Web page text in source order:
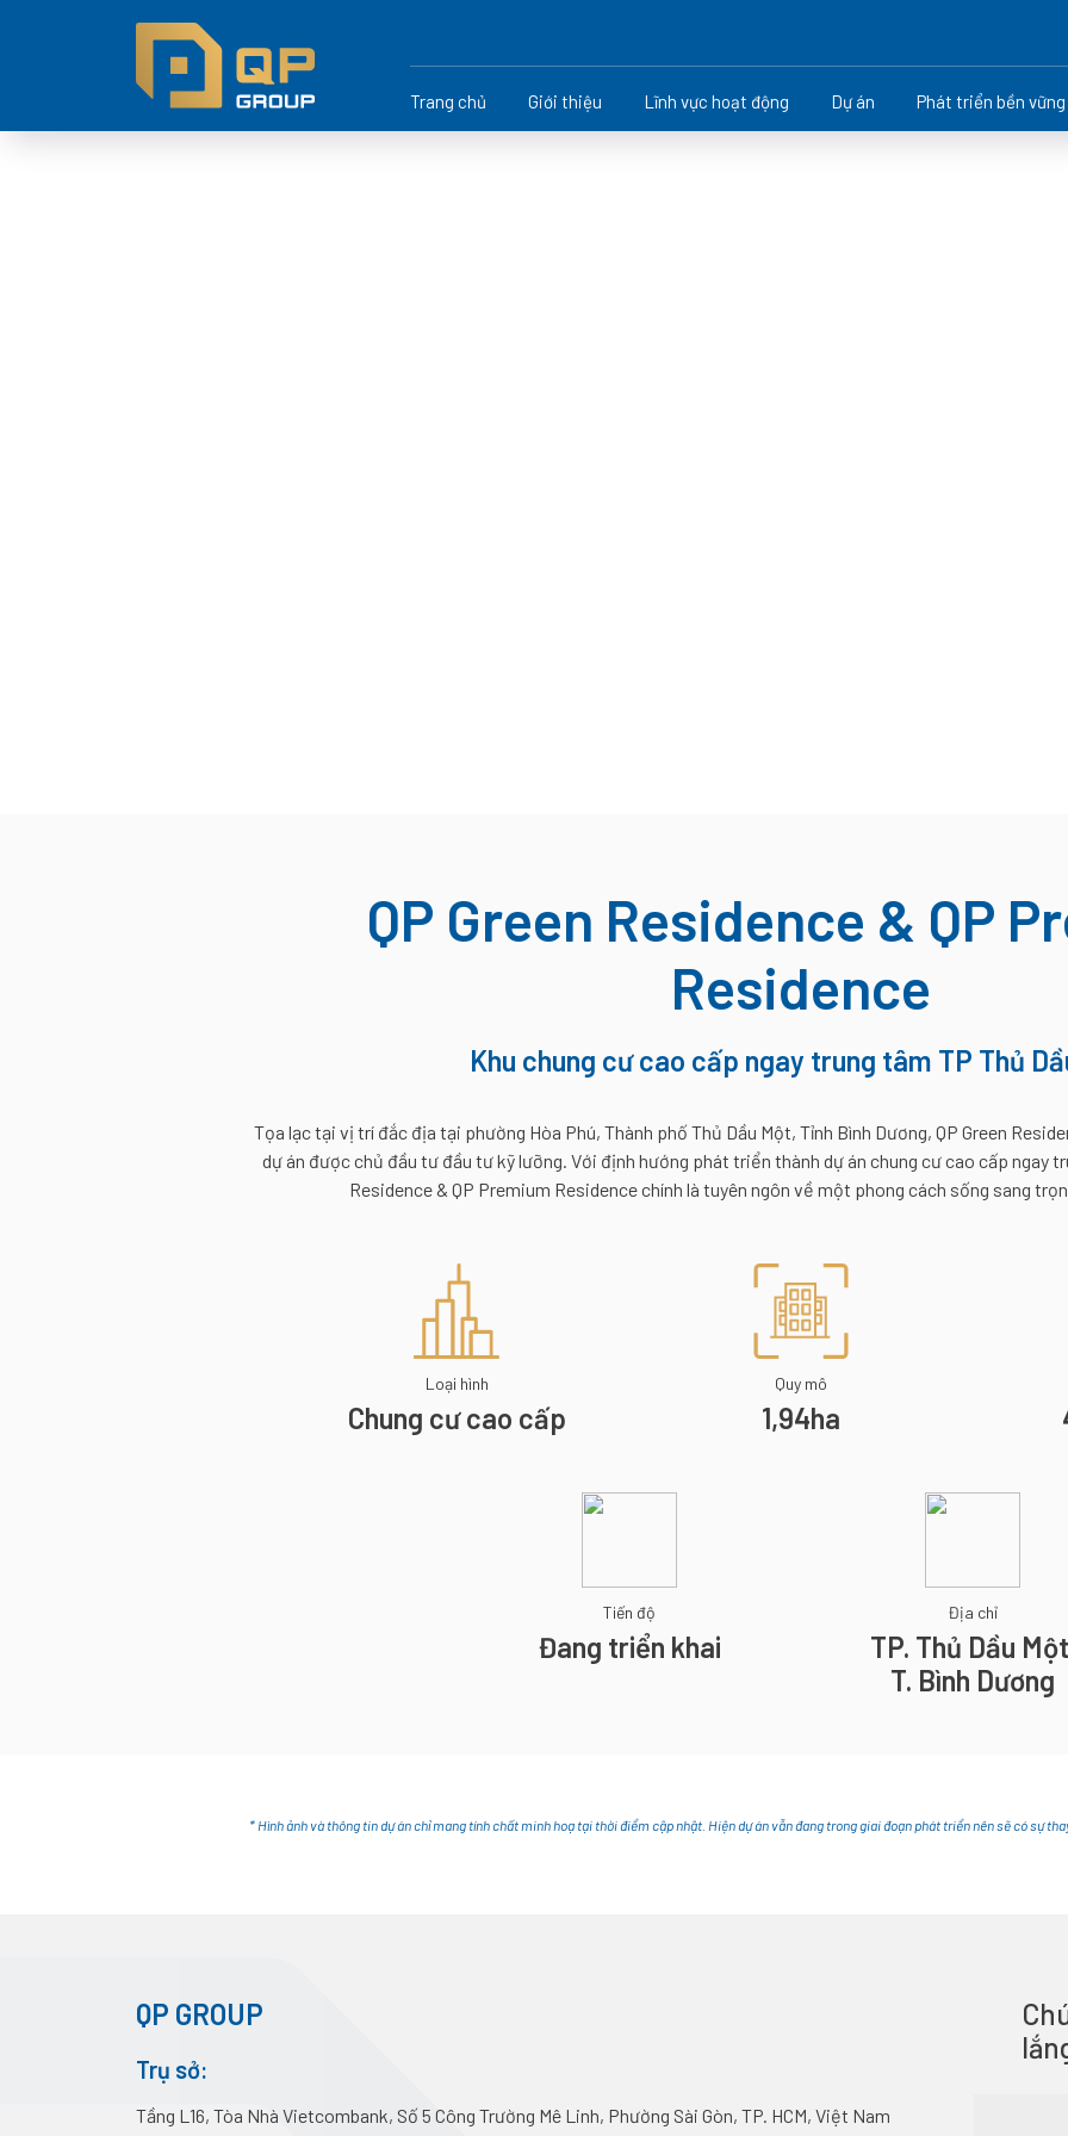
Trang chủ Giới thiệu Lĩnh vực hoạt động Dự án Phát triển bền vững
QP Green Residence & QP
Residence
Khu chung cư cao cấp ngay trung tâm TP Thủ
Tọa lạc tại vị trí đắc địa tại phường Hòa Phú, Thành phố Thủ Dầu Một, Tỉnh Bình Dương, QP Green
dự án được chủ đầu tư đầu tư kỹ lưỡng. Với định hướng phát triển thành dự án chung cư cao cấp ngay
Residence & QP Premium Residence chính là tuyên ngôn về một phong cách sống sang
Loại hình
Chung cư cao cấp
Quy mô
1,94ha
Tiến độ
Đang triển khai
Địa chỉ
TP. Thủ Dầu
T. Bình Dương
* Hình ảnh và thông tin dự án chỉ mang tính chất minh hoạ tại thời điểm cập nhật. Hiện dự án vẫn đang trong giai đoạn phát triển nên sẽ có sự
QP GROUP
Trụ sở:
Tầng L16, Tòa Nhà Vietcombank, Số 5 Công Trường Mê Linh, Phường Sài Gòn, TP. HCM, Việt Nam